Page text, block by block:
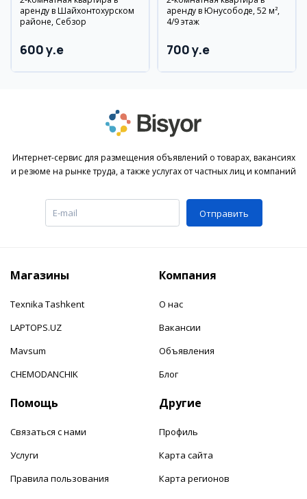
аренду в Шайхонтохурском
районе, Себзор
600 y.e
аренду в Юнусободе, 52 м²,
4/9 этаж
700 y.e
Интернет-сервис для размещения объявлений о товарах, вакансиях
и резюме на рынке труда, а также услугах от частных лиц и компаний
Отправить
Магазины
Texnika Tashkent
LAPTOPS.UZ
Mavsum
CHEMODANCHIK
Компания
О нас
Вакансии
Объявления
Блог
Помощь
Связаться с нами
Услуги
Правила пользования
Другие
Профиль
Карта сайта
Карта регионов